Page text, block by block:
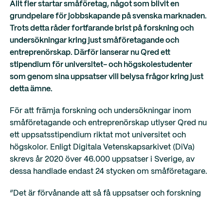
Allt fler startar småföretag, något som blivit en
grundpelare för jobbskapande på svenska marknaden.
Trots detta råder fortfarande brist på forskning och
undersökningar kring just småföretagande och
entreprenörskap. Därför lanserar nu Qred ett
stipendium för universitet- och högskolestudenter
som genom sina uppsatser vill belysa frågor kring just
detta ämne.
För att främja forskning och undersökningar inom
småföretagande och entreprenörskap utlyser Qred nu
ett uppsatsstipendium riktat mot universitet och
högskolor. Enligt Digitala Vetenskapsarkivet (DiVa)
skrevs år 2020 över 46.000 uppsatser i Sverige, av
dessa handlade endast 24 stycken om småföretagare.
“Det är förvånande att så få uppsatser och forskning